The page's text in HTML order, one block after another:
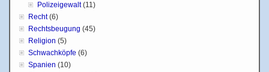
Polizeigewalt(11)
Recht(6)
Rechtsbeugung (45)
Religion (5)
Schwachköpfe (6)
Spanien (10)